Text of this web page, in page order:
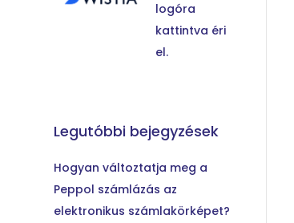
logóra
kattintva éri
el.
Legutóbbi bejegyzések
Hogyan változtatja meg a
Peppol számlázás az
elektronikus számlakörképet?